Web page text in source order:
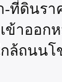
ที่ดินรา
ข้าออก
กล้ถนน